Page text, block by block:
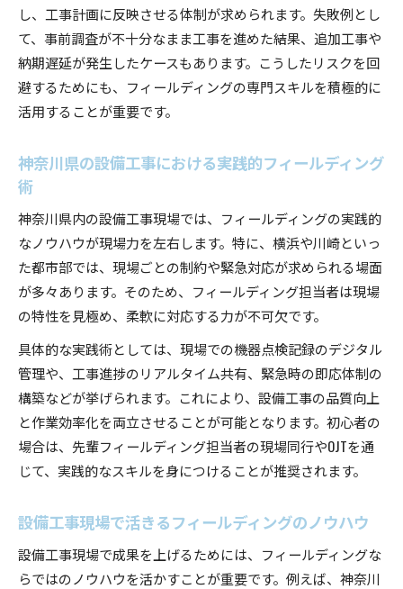
し、工事計画に反映させる体制が求められます。失敗例とし
て、事前調査が不十分なまま工事を進めた結果、追加工事や
納期遅延が発生したケースもあります。こうしたリスクを回
避するためにも、フィールディングの専門スキルを積極的に
活用することが重要です。
神奈川県の設備工事における実践的フィールディング
術
神奈川県内の設備工事現場では、フィールディングの実践的
なノウハウが現場力を左右します。特に、横浜や川崎といっ
た都市部では、現場ごとの制約や緊急対応が求められる場面
が多々あります。そのため、フィールディング担当者は現場
の特性を見極め、柔軟に対応する力が不可欠です。
具体的な実践術としては、現場での機器点検記録のデジタル
管理や、工事進捗のリアルタイム共有、緊急時の即応体制の
構築などが挙げられます。これにより、設備工事の品質向上
と作業効率化を両立させることが可能となります。初心者の
場合は、先輩フィールディング担当者の現場同行やOJTを通
じて、実践的なスキルを身につけることが推奨されます。
設備工事現場で活きるフィールディングのノウハウ
設備工事現場で成果を上げるためには、フィールディングな
らではのノウハウを活かすことが重要です。例えば、神奈川